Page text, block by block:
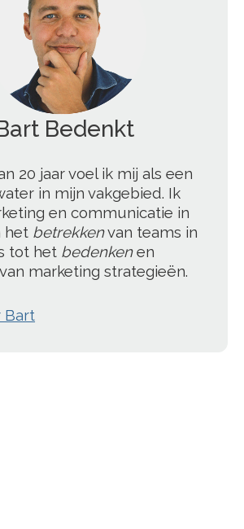
';
20 jaar voel ik mij als een
in mijn vakgebied. Ik
en communicatie in
het betrekkenvan teams in
tot het bedenkenen
marketing strategieën.
Bart